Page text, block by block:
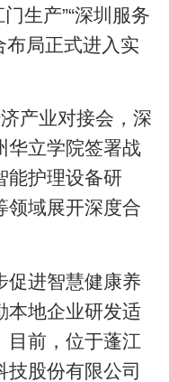
生产”“深圳服务
布局正式进入实
产业对接会，深
华立学院签署战
能护理设备研
领域展开深度合
促进智慧健康养
本地企业研发适
目前，位于蓬江
技股份有限公司